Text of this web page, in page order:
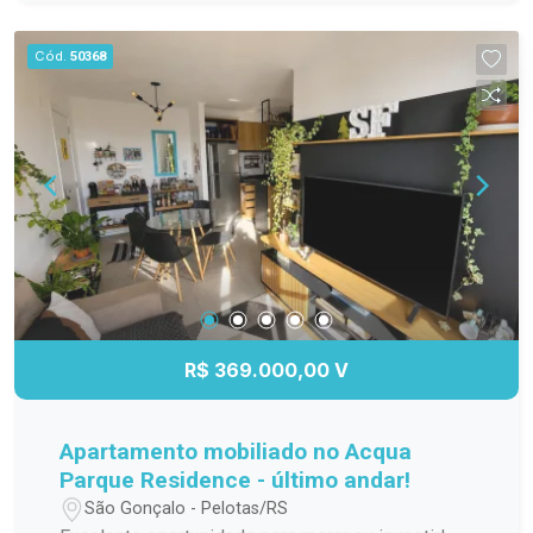
condicionado quente/frio na sala, geladeira
duplex, cooktop de 4 bocas, exaustor, pia em
mármore, máquina de lavar 8 kg, cama box,
armário no banheiro e box de vidro. O condomínio
oferece estacionamento privativo, portão
eletrônico e toda a segurança de um ambiente
fechado. Localizado no bairro Fragata, está a
apenas duas quadras do Stock Center, próximo a
farmácias, academias, mercados, transporte
público e diversos serviços essenciais,
proporcionando comodidade e facilidade no dia a
investir. Agende sua visita e venha conhecer este
Cód. 50368
R$ 369.000,00 V
Apartamento mobiliado no Acqua
Parque Residence - último andar!
São Gonçalo - Pelotas/RS